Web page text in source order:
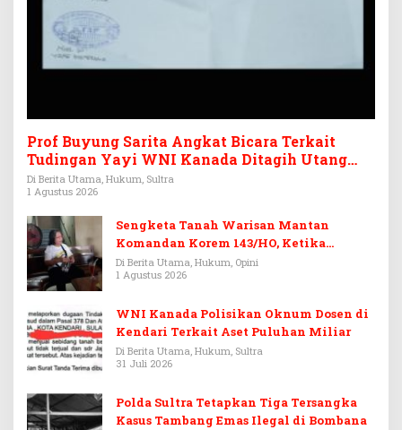
Prof Buyung Sarita Angkat Bicara Terkait
Tudingan Yayi WNI Kanada Ditagih Utang
Rp3,6 Miliar
Di Berita Utama, Hukum, Sultra
1 Agustus 2026
Sengketa Tanah Warisan Mantan
Komandan Korem 143/HO, Ketika
Warisan Menjadi Arena Pemerasan
Di Berita Utama, Hukum, Opini
1 Agustus 2026
WNI Kanada Polisikan Oknum Dosen di
Kendari Terkait Aset Puluhan Miliar
Di Berita Utama, Hukum, Sultra
31 Juli 2026
Polda Sultra Tetapkan Tiga Tersangka
Kasus Tambang Emas Ilegal di Bombana